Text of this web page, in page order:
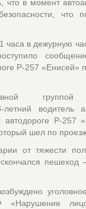
что в момент
что
часа в дежурную
поступило
Р-257 «Енисей»
группой
летний водитель
автодороге Р-257
шел по
от тяжести
пешеход